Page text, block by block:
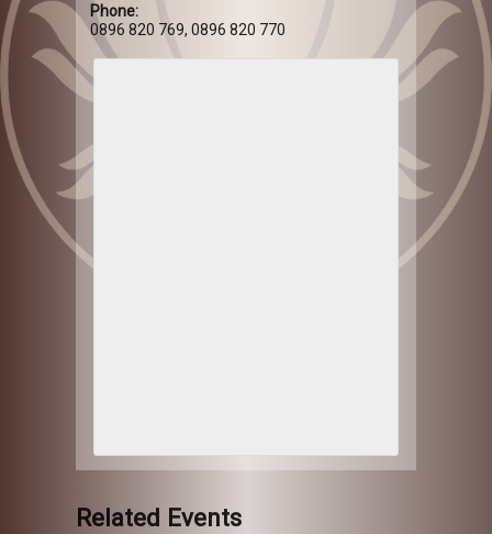
Phone:
0896 820 769, 0896 820 770
Related Events